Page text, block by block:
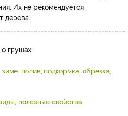
Их не рекомендуется
дерева.
грушах:
полив, подкормка, обрезка,
полезные свойства